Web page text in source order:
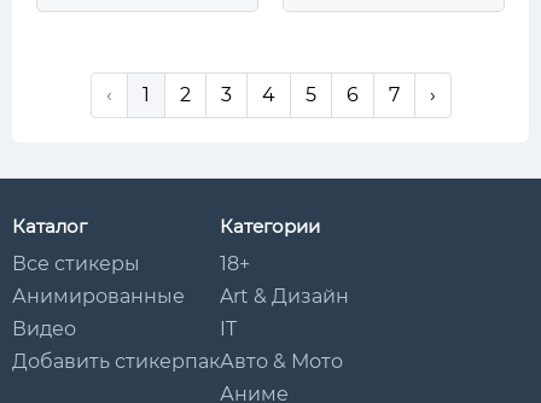
‹ 1 2 3 4 5 6 7 ›
Каталог
Все стикеры
Анимированные
Видео
Добавить стикерпак
Категории
18+
Art & Дизайн
IT
Авто & Мото
Аниме